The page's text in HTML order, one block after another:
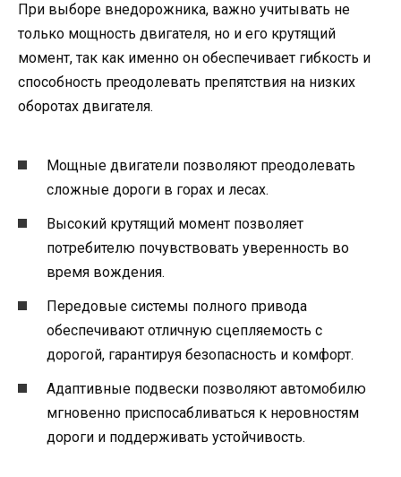
При выборе внедорожника, важно учитывать не
только мощность двигателя, но и его крутящий
момент, так как именно он обеспечивает гибкость и
способность преодолевать препятствия на низких
оборотах двигателя.
Мощные двигатели позволяют преодолевать
сложные дороги в горах и лесах.
Высокий крутящий момент позволяет
потребителю почувствовать уверенность во
время вождения.
Передовые системы полного привода
обеспечивают отличную сцепляемость с
дорогой, гарантируя безопасность и комфорт.
Адаптивные подвески позволяют автомобилю
мгновенно приспосабливаться к неровностям
дороги и поддерживать устойчивость.